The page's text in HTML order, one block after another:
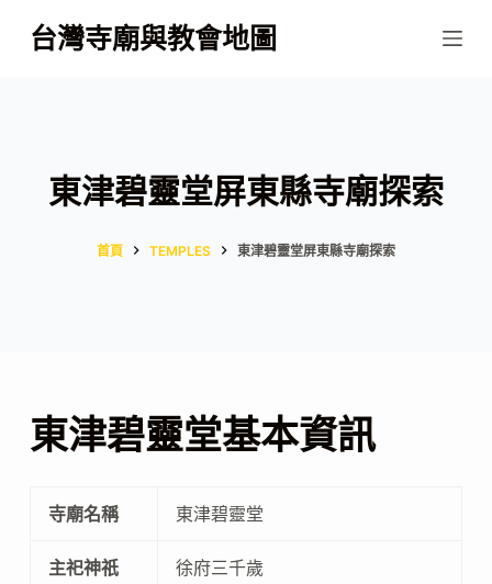
跳
至
台灣寺廟與教會地圖
東津碧靈堂屏東縣寺廟探索
首頁 TEMPLES 東津碧靈堂屏東縣寺廟探索
東津碧靈堂基本資訊
寺廟名稱 東津碧靈堂
主祀神祇 徐府三千歲